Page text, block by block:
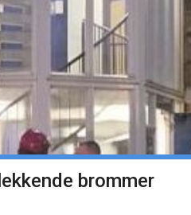
brommer